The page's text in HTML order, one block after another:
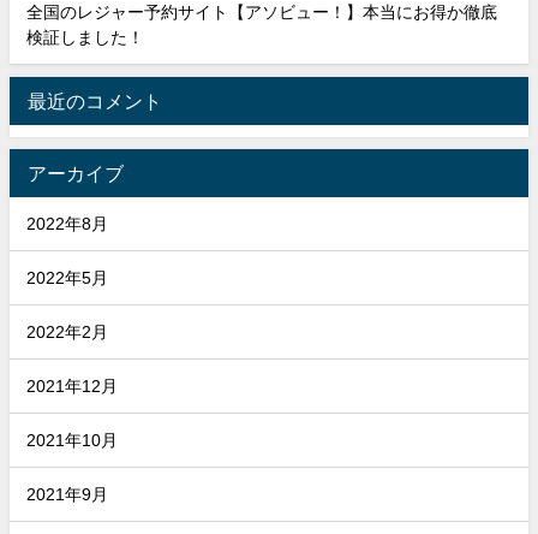
全国のレジャー予約サイト【アソビュー！】本当にお得か徹底
検証しました！
最近のコメント
アーカイブ
2022年8月
2022年5月
2022年2月
2021年12月
2021年10月
2021年9月